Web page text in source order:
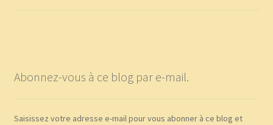
Abonnez-vous à ce blog par e-mail.
Saisissez votre adresse e-mail pour vous abonner à ce blog et